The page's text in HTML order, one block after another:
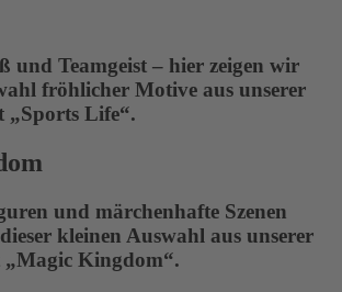
und Teamgeist – hier zeigen wir
fröhlicher Motive aus unserer
„Sports Life“.
und märchenhafte Szenen
kleinen Auswahl aus unserer
„Magic Kingdom“.